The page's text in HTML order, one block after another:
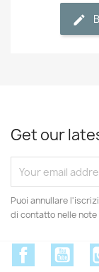
Get our
Puoi annullare
di contatto nelle note
Facebook